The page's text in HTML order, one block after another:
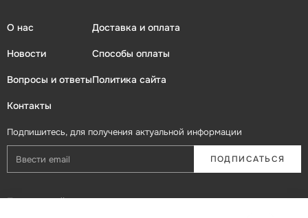
О нас
Новости
Вопросы и ответы
Контакты
Доставка и оплата
Способы оплаты
Политика сайта
Подпишитесь, для получения актуальной информации
ПОДПИСАТЬСЯ
Присоединяйтесь в социальных сетях